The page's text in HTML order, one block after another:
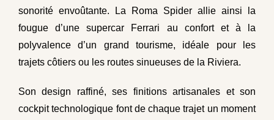
sonorité envoûtante. La Roma Spider allie ainsi la
fougue d’une supercar Ferrari au confort et à la
polyvalence d’un grand tourisme, idéale pour les
trajets côtiers ou les routes sinueuses de la Riviera.
Son design raffiné, ses finitions artisanales et son
cockpit technologique font de chaque trajet un moment